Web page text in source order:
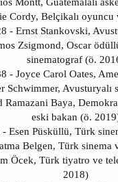
Cordy, Belçikalı oyuncu
- Ernst Stankovski,
Zsigmond, Oscar
sinematograf (ö.
- Joyce Carol Oates,
Schwimmer, Avusturyalı
Ramazani Baya,
eski bakan (ö.
- Esen Püsküllü, Türk
Belgen, Türk sinema
Öcek, Türk tiyatro ve
2018)